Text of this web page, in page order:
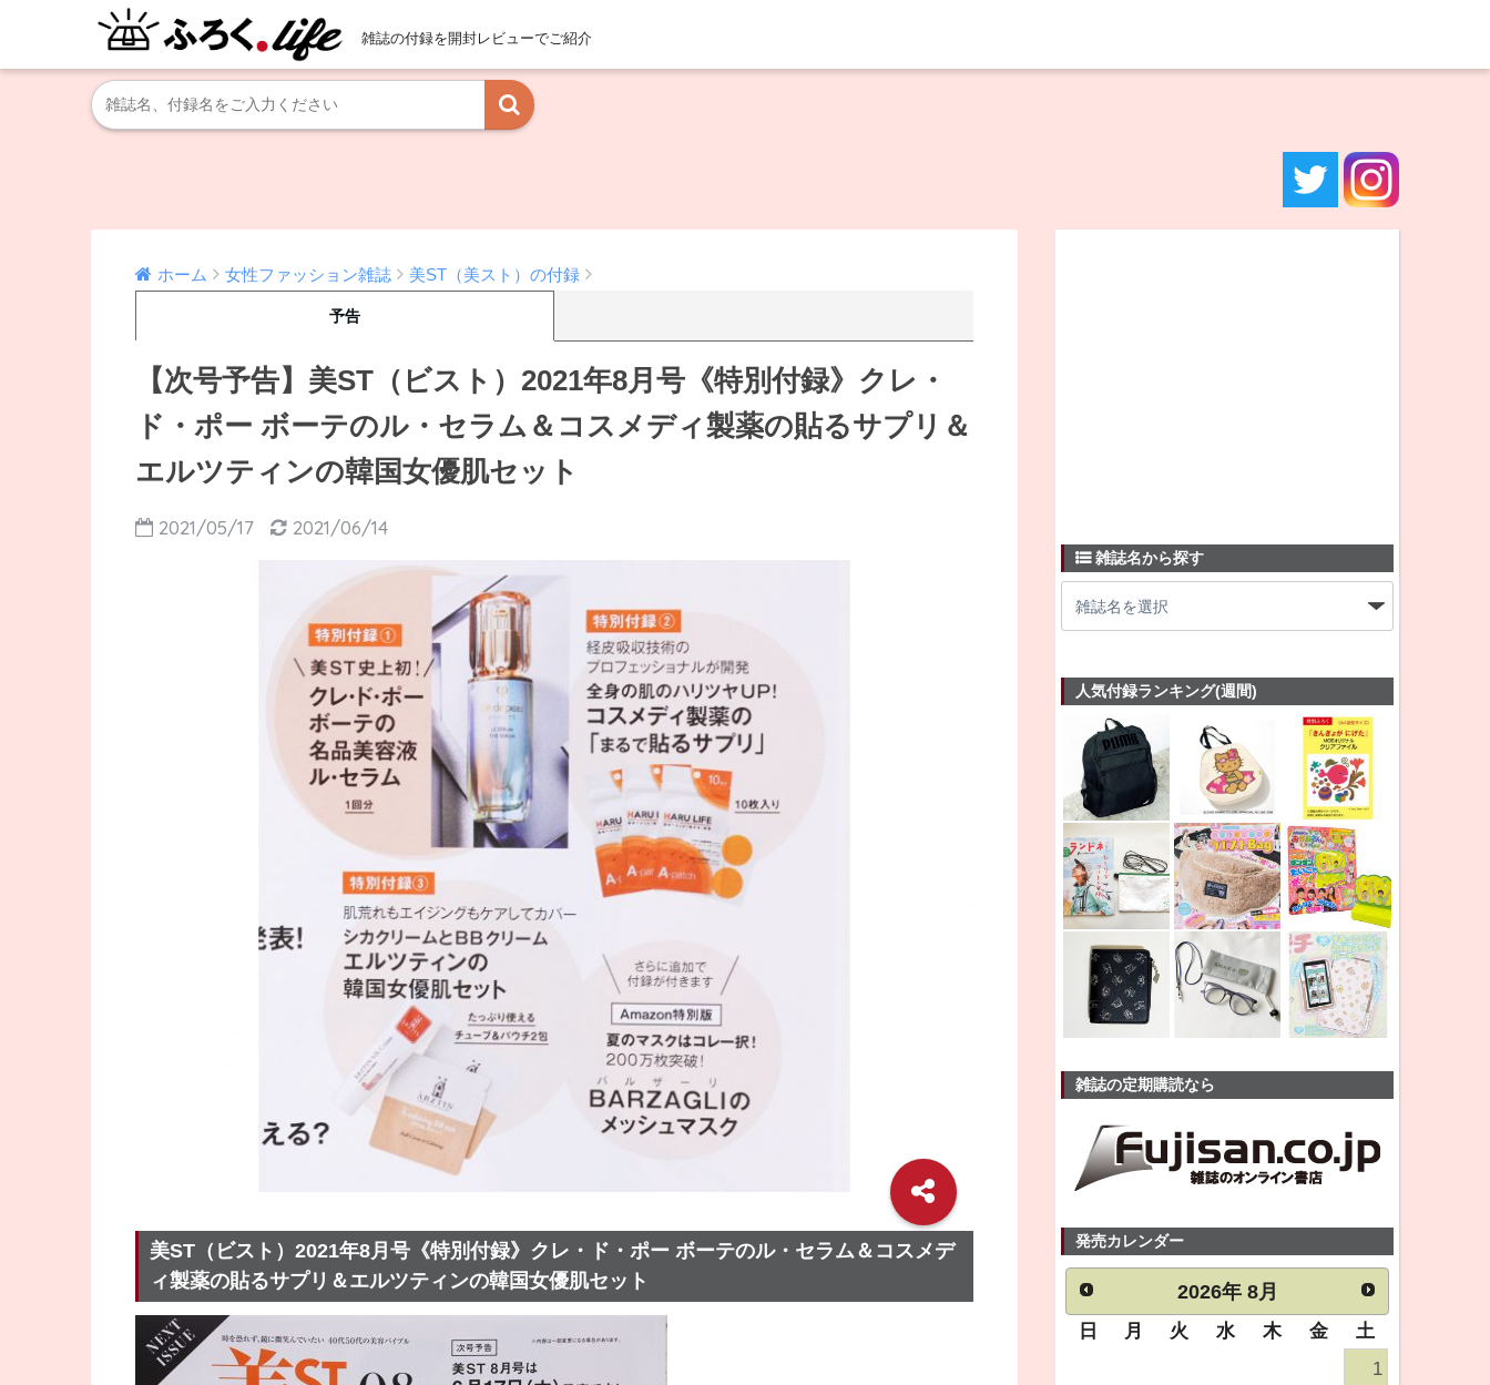
雑誌の付録を開封レビューでご紹介
ホーム 女性ファッション雑誌 美ST（美スト）の付録
予告
【次号予告】美ST（ビスト）2021年8月号《特別付録》クレ・
ド・ポー ボーテのル・セラム＆コスメディ製薬の貼るサプリ＆
エルツティンの韓国女優肌セット
2021/05/17 2021/06/14
美ST（ビスト）2021年8月号《特別付録》クレ・ド・ポー ボーテのル・セラム＆コスメデ
ィ製薬の貼るサプリ＆エルツティンの韓国女優肌セット
雑誌名から探す
人気付録ランキング(週間)
雑誌の定期購読なら
発売カレンダー
2026年 8月
日 月 火 水 木 金
土
1